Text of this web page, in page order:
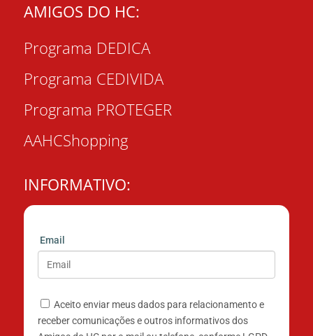
AMIGOS DO HC:
Programa DEDICA
Programa CEDIVIDA
Programa PROTEGER
AAHCShopping
INFORMATIVO:
Email
Aceito enviar meus dados para relacionamento e
receber comunicações e outros informativos dos